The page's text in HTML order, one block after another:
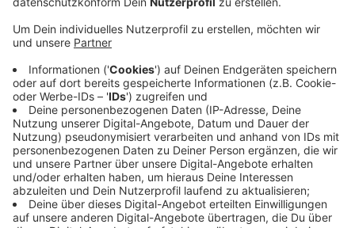
Jährige soll 2015 nach Syrien ausgereist sein und
sich dem Islamischen Staat angeschlossen haben.
Veröffentlicht: Donnerstag, 15.04.2021 06:35
Anzeige
Ihr werden Sklavenhaltung und Verbrechen gegen die
Menschlichkeit vorgeworfen. Laut
Bundesanwaltschaft haben sich die Vorwürfe während
des Prozesses am Oberlandesgericht Düsseldorf